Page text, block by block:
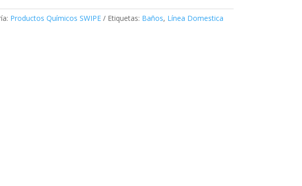
Productos Químicos SWIPE Etiquetas: Baños, Línea Domestica